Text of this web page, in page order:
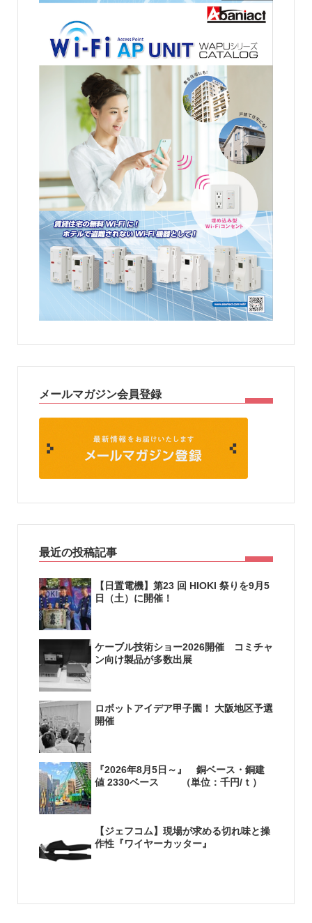
メールマガジン会員登録
最近の投稿記事
【日置電機】第23 回 HIOKI 祭りを9月5
日（土）に開催！
ケーブル技術ショー2026開催 コミチャ
ン向け製品が多数出展
ロボットアイデア甲子園！ 大阪地区予選
開催
『2026年8月5日～』 銅ベース・銅建
値 2330ベース （単位：千円/ｔ）
【ジェフコム】現場が求める切れ味と操
作性『ワイヤーカッター』